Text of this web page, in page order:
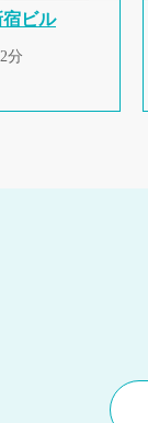
ビル
分